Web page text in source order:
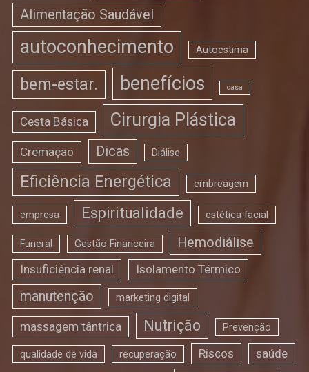
Alimentação Saudável
autoconhecimento Autoestima
bem-estar. benefícios casa
Cesta Básica Cirurgia Plástica
Cremação Dicas Diálise
Eficiência Energética embreagem
empresa Espiritualidade estética facial
Funeral Gestão Financeira Hemodiálise
Insuficiência renal Isolamento Térmico
manutenção marketing digital
massagem tântrica Nutrição Prevenção
qualidade de vida recuperação Riscos saúde